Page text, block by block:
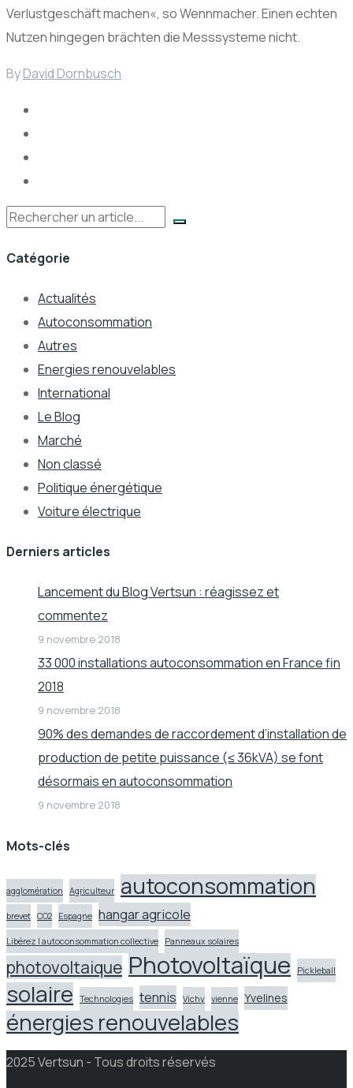
Verlustgeschäft machen«, so Wennmacher. Einen echten
Nutzen hingegen brächten die Messsysteme nicht.
ByDavid Dornbusch
Rechercher
Catégorie
Actualités
Autoconsommation
Autres
Energies renouvelables
International
Le Blog
Marché
Non classé
Politique énergétique
Voiture électrique
Derniers articles
Lancement du Blog Vertsun : réagissez et
commentez
9 novembre 2018
33 000 installations autoconsommation en France fin
2018
9 novembre 2018
90% des demandes de raccordement d’installation de
production de petite puissance (≤ 36kVA) se font
désormais en autoconsommation
9 novembre 2018
Mots-clés
agglomération Agriculteur autoconsommation
brevet CO2 Espagne hangar agricole
Libérez l autoconsommation collective Panneaux solaires
photovoltaique Photovoltaïque Pickleball
solaire Technologies tennis Vichy vienne Yvelines
énergies renouvelables
2025 Vertsun - Tous droits réservés